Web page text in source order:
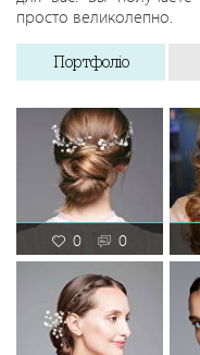
просто великолепно.
Портфоліо
0 0